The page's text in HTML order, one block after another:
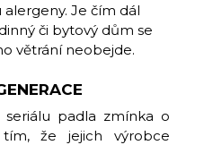
Je čím dál
či bytový dům se
větrání neobejde.
padla zmínka o
že jejich výrobce